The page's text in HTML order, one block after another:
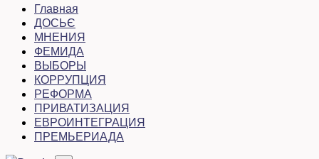
Главная
ДОСЬЄ
МНЕНИЯ
ФЕМИДА
ВЫБОРЫ
КОРРУПЦИЯ
РЕФОРМА
ПРИВАТИЗАЦИЯ
ЕВРОИНТЕГРАЦИЯ
ПРЕМЬЕРИАДА